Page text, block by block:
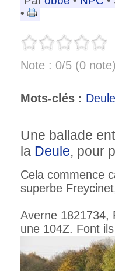
•
Note : 0/5 (0 note)
Mots-clés : Deule
Une ballade
la Deule, pour
Cela commence
superbe
Averne 1821734,
une 104Z. Font